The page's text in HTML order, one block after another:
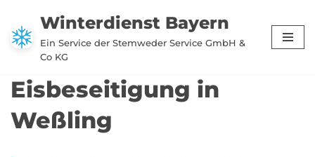
Zum
Inhalt
Winterdienst Bayern
Ein Service der Stemweder Service GmbH &
Co KG
Eisbeseitigung in
Weßling